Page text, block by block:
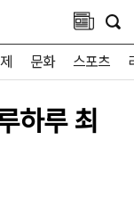
문화 스포츠
하루 최